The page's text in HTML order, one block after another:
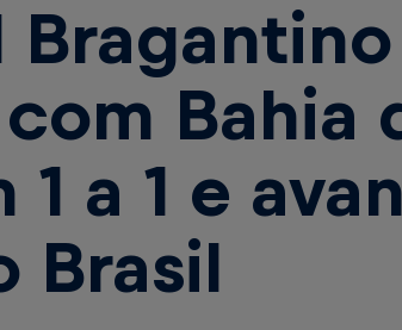
Bragantino
Bahia
1 a 1 e
Brasil